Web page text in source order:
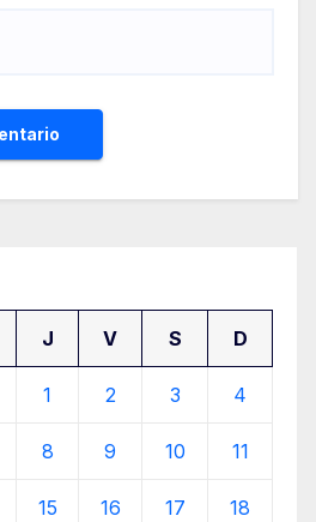
J V S D
1 2 3 4
8 9 10 11
15 16 17 18